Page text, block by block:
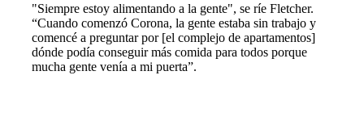
"Siempre estoy alimentando a la gente", se ríe Fletcher.
“Cuando comenzó Corona, la gente estaba sin trabajo y
comencé a preguntar por [el complejo de apartamentos]
dónde podía conseguir más comida para todos porque
mucha gente venía a mi puerta”.